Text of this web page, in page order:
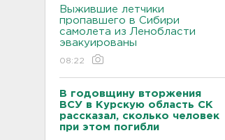
Выжившие летчики
пропавшего в Сибири
самолета из Ленобласти
эвакуированы
08:22
В годовщину вторжения
ВСУ в Курскую область СК
рассказал, сколько человек
при этом погибли